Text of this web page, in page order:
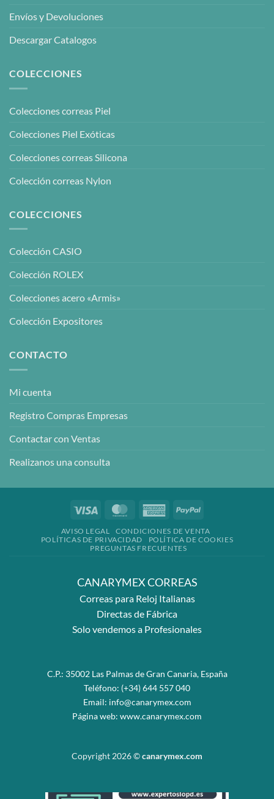
Envíos y Devoluciones
Descargar Catalogos
COLECCIONES
Colecciones correas Piel
Colecciones Piel Exóticas
Colecciones correas Silicona
Colección correas Nylon
COLECCIONES
Colección CASIO
Colección ROLEX
Colecciones acero «Armis»
Colección Expositores
CONTACTO
Mi cuenta
Registro Compras Empresas
Contactar con Ventas
Realizanos una consulta
Visa MasterCardAmericanPayPal
AVISO LEGAL
CONDICIONES DE VENTA
POLÍTICAS DE PRIVACIDAD
POLÍTICA DE COOKIES
PREGUNTAS FRECUENTES
CANARYMEX CORREAS
Correas para Reloj Italianas
Directas de Fábrica
Solo vendemos a Profesionales
C.P.: 35002 Las Palmas de Gran Canaria, España
Teléfono: (+34) 644 557 040
Email: info@canarymex.com
Página web: www.canarymex.com
Copyright 2026 ©canarymex.com